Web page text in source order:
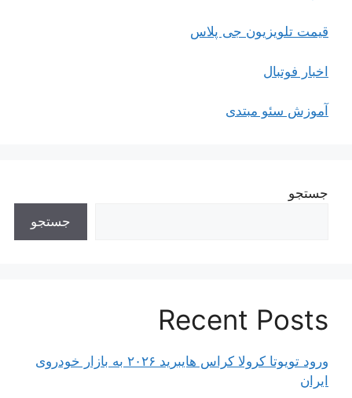
قیمت تلویزیون جی پلاس
اخبار فوتبال
آموزش سئو مبتدی
جستجو
جستجو
Recent Posts
ورود تویوتا کرولا کراس هایبرید ۲۰۲۶ به بازار خودروی
ایران